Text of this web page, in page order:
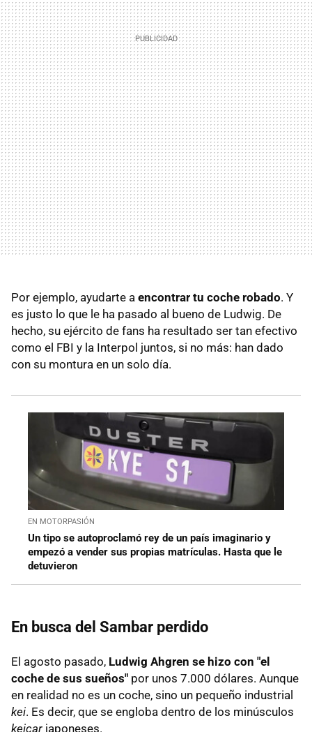
Por ejemplo, ayudarte a encontrar tu coche robado. Y
es justo lo que le ha pasado al bueno de Ludwig. De
hecho, su ejército de fans ha resultado ser tan efectivo
como el FBI y la Interpol juntos, si no más: han dado
con su montura en un solo día.
EN MOTORPASIÓN
Un tipo se autoproclamó rey de un país imaginario y
empezó a vender sus propias matrículas. Hasta que le
detuvieron
En busca del Sambar perdido
El agosto pasado, Ludwig Ahgren se hizo con "el
coche de sus sueños" por unos 7.000 dólares. Aunque
en realidad no es un coche, sino un pequeño industrial
kei. Es decir, que se engloba dentro de los minúsculos
keicar japoneses.